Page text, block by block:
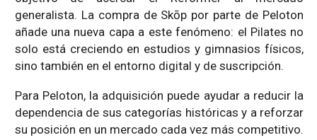
generalista. La compra de Skōp por parte de Peloton
añade una nueva capa a este fenómeno: el Pilates no
solo está creciendo en estudios y gimnasios físicos,
sino también en el entorno digital y de suscripción.
Para Peloton, la adquisición puede ayudar a reducir la
dependencia de sus categorías históricas y a reforzar
su posición en un mercado cada vez más competitivo.